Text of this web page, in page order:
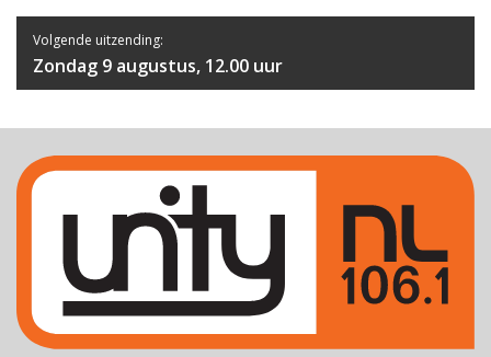
Volgende uitzending:
Zondag 9 augustus, 12.00 uur